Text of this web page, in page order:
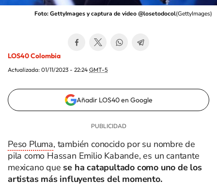
Foto: GettyImages y captura de video @losetodocol(GettyImages)
LOS40 Colombia
Actualizada: 01/11/2023 - 22:24 GMT-5
Añadir LOS40 en Google
Peso Pluma, también conocido por su nombre de
pila como Hassan Emilio Kabande, es un cantante
mexicano que se ha catapultado como uno de los
artistas más influyentes del momento.